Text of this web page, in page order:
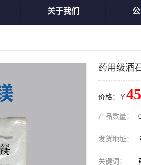
关于我们
药用级酒
价格：￥
产品数量：
发货地址：
关键词：